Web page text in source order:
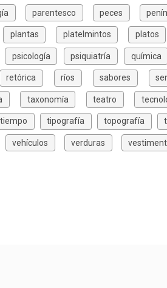
parentesco peces
plantas platelmintos platos
psicología psiquiatría química
retórica ríos sabores
taxonomía teatro
tiempo tipografía topografía
vehículos verduras